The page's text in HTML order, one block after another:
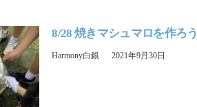
8/28 焼きマシュマロを作ろう
Harmony白銀 2021年9月30日